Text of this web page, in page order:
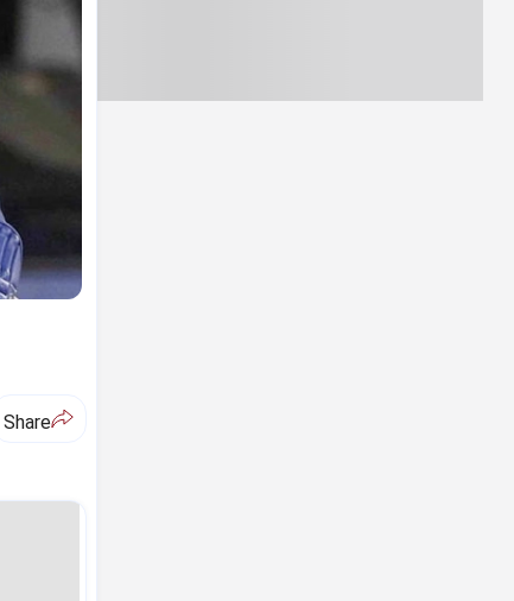
Share